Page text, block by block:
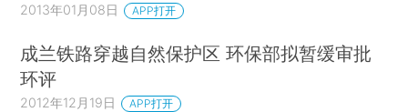
2013年01月08日 APP打开
成兰铁路穿越自然保护区 环保部拟暂缓审批
环评
2012年12月19日 APP打开